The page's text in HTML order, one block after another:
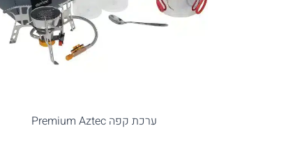
ערכת קפה Premium Aztec